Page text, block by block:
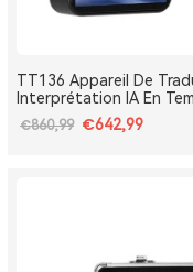
TT136 Appareil De
Interprétation IA En
Traduction Pour Tours
Double Canal, Longue
€860,99 €642,99